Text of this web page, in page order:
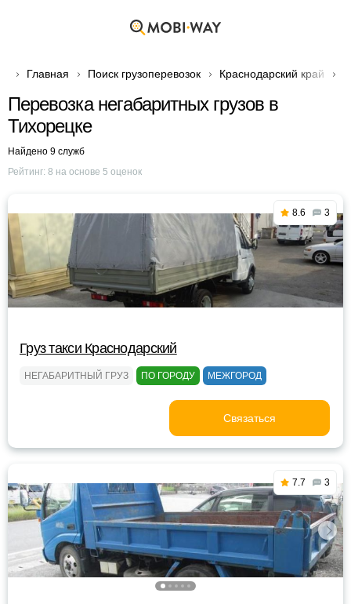
Главная Поиск грузоперевозок Краснодарский край
Перевозка негабаритных грузов в
Тихорецке
Найдено 9 служб
Рейтинг: 8 на основе 5 оценок
8.6 3
Груз такси Краснодарский
НЕГАБАРИТНЫЙ ГРУЗ ПО ГОРОДУ МЕЖГОРОД
Связаться
7.7 3